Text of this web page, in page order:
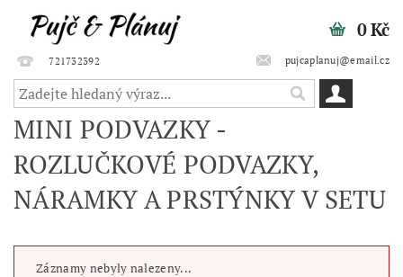
721732392 pujcaplanuj@email.cz
0 Kč
MINI PODVAZKY -
ROZLUČKOVÉ PODVAZKY,
NÁRAMKY A PRSTÝNKY V SETU
Záznamy nebyly nalezeny...